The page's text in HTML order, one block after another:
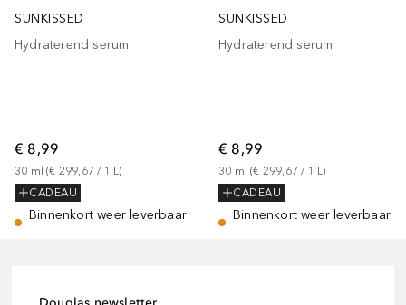
SUNKISSED
Hydraterend serum
€ 8,99
30 ml (€ 299,67 / 1 L)
CADEAU
Binnenkort weer leverbaar
SUNKISSED
Hydraterend serum
€ 8,99
30 ml (€ 299,67 / 1 L)
CADEAU
Binnenkort weer leverbaar